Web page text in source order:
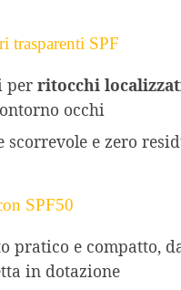
trasparenti SPF
per ritocchi
occhi
scorrevole e zero
SPF50
pratico e compatto,
in dotazione